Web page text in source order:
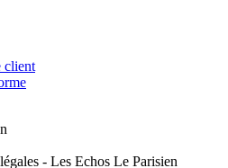
client
- Les Echos Le Parisien